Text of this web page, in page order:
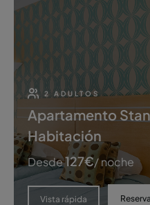
2 ADULTOS
Apartamento
Habitación
Desde127€/ noche
Vista rápida